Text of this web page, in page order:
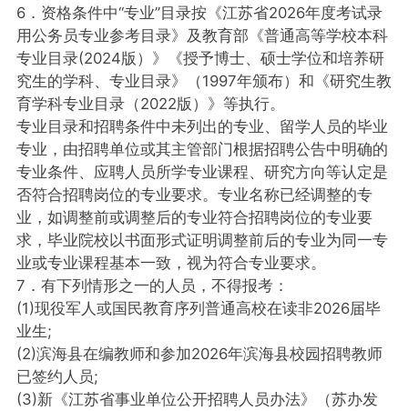
6．资格条件中“专业”目录按《江苏省2026年度考试录
用公务员专业参考目录》及教育部《普通高等学校本科
专业目录(2024版）》《授予博士、硕士学位和培养研
究生的学科、专业目录》（1997年颁布）和《研究生教
育学科专业目录（2022版）》等执行。
专业目录和招聘条件中未列出的专业、留学人员的毕业
专业，由招聘单位或其主管部门根据招聘公告中明确的
专业条件、应聘人员所学专业课程、研究方向等认定是
否符合招聘岗位的专业要求。专业名称已经调整的专
业，如调整前或调整后的专业符合招聘岗位的专业要
求，毕业院校以书面形式证明调整前后的专业为同一专
业或专业课程基本一致，视为符合专业要求。
7．有下列情形之一的人员，不得报考：
(1)现役军人或国民教育序列普通高校在读非2026届毕
业生;
(2)滨海县在编教师和参加2026年滨海县校园招聘教师
已签约人员;
(3)新《江苏省事业单位公开招聘人员办法》（苏办发